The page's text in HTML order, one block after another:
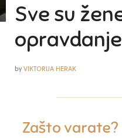
Sve su
byVIKTORIJA HERAK
Zašto